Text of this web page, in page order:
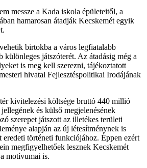
messze a Kada iskola épületeitől, a
hamarosan átadják Kecskemét egyik
birtokba a város legfiatalabb
különleges játszóterét. Az átadásig még a
is meg kell szerezni, tájékoztatott
hivatal Fejlesztéspolitikai Irodájának
kivitelezési költsége bruttó 440 millió
és külső megjelenésének
szerepet játszott az illetékes területi
alapján az új létesítménynek is
történeti funkciójához. Éppen ezért
megfigyelhetőek lesznek Kecskemét
motívumai is.